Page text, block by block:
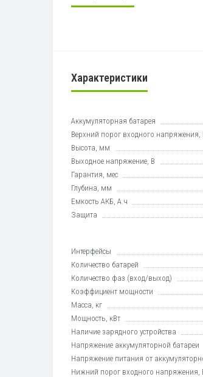
Характеристики
Аккумуляторная батарея
Верхний порог входного напряжения,
Высота, мм
Выходное напряжение, В
Гарантия, мес
Глубина, мм
Емкость АКБ, А.ч
Защита
Интерфейсы
Количество батарей
Количество фаз (вход/выход)
Коэффициент мощности
Масса, кг
Мощность, кВт
Наличие зарядного устройства
Напряжение аккумуляторной батареи
Напряжение питания от
Нижний порог входного напряжения,